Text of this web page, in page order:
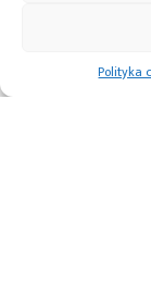
Polityka
Przeczytaj